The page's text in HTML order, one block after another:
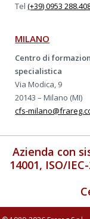
Tel(+39) 0953
MILANO
Centro di
specialistica
Via Modica, 9
20143 – Milano (MI)
cfs-
Azienda con
14001, ISO/